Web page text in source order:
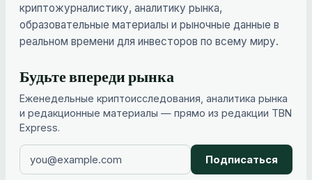
криптожурналистику, аналитику рынка,
образовательные материалы и рыночные данные в
реальном времени для инвесторов по всему миру.
Будьте впереди рынка
Еженедельные криптоисследования, аналитика рынка
и редакционные материалы — прямо из редакции TBN
Express.
Подписаться